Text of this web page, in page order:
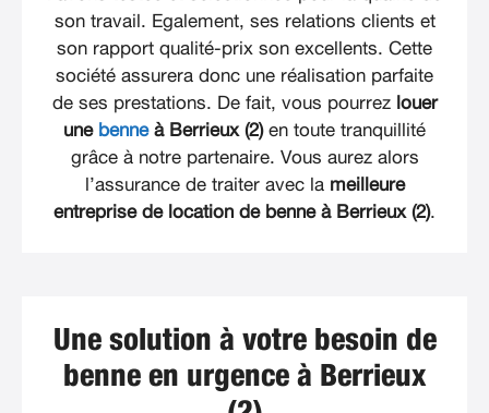
son travail. Egalement, ses relations clients et
son rapport qualité-prix son excellents. Cette
société assurera donc une réalisation parfaite
de ses prestations. De fait, vous pourrez louer
une benneà Berrieux (2)en toute tranquillité
grâce à notre partenaire. Vous aurez alors
l’assurance de traiter avec la meilleure
entreprise de location de benne à Berrieux (2).
Une solution à votre besoin de
benne en urgence à Berrieux